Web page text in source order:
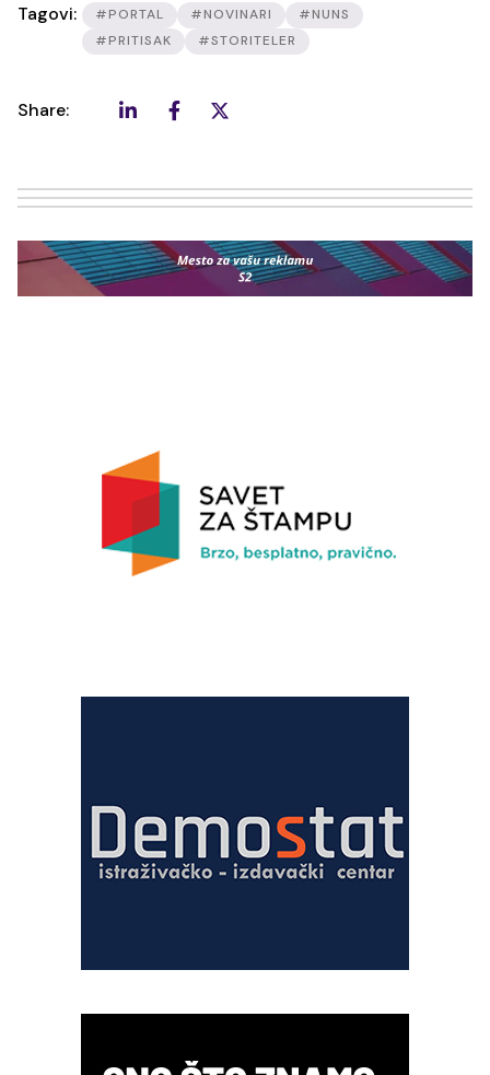
Tagovi: #PORTAL #NOVINARI
#NUNS
#PRITISAK
#STORITELER
Share: